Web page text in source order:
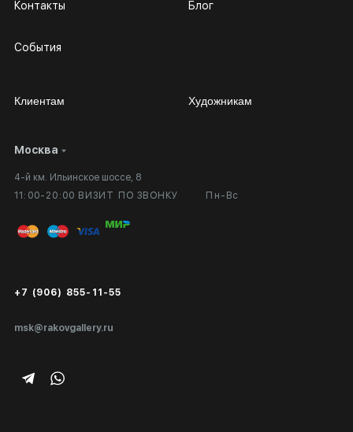
Москва
4-й км. Ильинское шоссе, 8
11:00-20:00 ВИЗИТ ПО ЗВОНКУ
Пн-Вс
msk@rakovgallery.ru
+7 (906) 855-11-55
Контакты
События
Блог
Клиентам
Личный кабинет
Вопросы и ответы
Публичная оферта
Экспертиза/Вывоз за границу
Подарочные сертификаты
Художникам
Сотрудничество
Выставка в галерее